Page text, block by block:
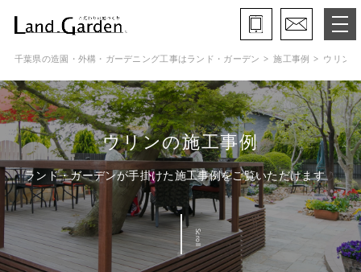
ランド・ガーデンとは
モデルガーデン
施工事例
保証と約束・ご理解いただきたい事
施工の流れ
千葉県の造園・外構・ガーデニング工事はランド・ガーデン 施工事例 ウリン
ウリンの施工事例
ランド・ガーデンが手掛けた施工事例をご覧いただけます
Scroll